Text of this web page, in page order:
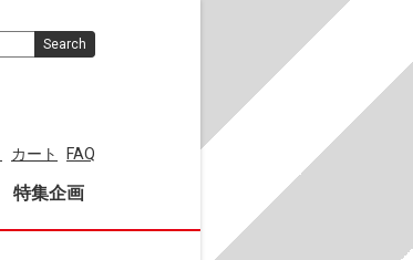
カート FAQ
特集企画
Search